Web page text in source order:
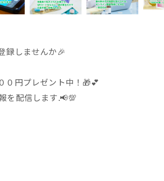
録しませんか🎉
０円プレゼント中！🎁💕
を配信します.📢💯